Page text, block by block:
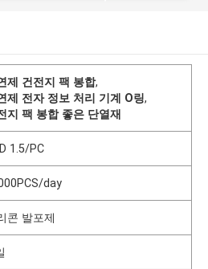
제 건전지 팩 봉합,
제 전자 정보 처리 기계 O링,
지 팩 봉합 좋은 단열재
1.5/PC
day
콘 발포제